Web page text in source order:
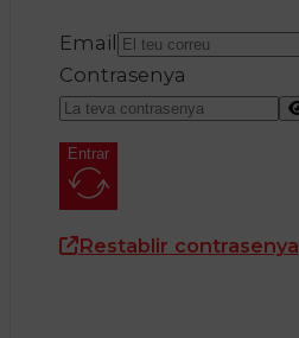
Email
Contrasenya
Entrar
Restablir contrasenya